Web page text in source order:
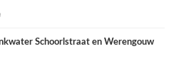
Schoorlstraat en Werengouw